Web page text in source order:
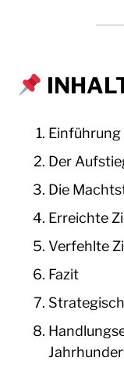
Einführung
Der
Die
Erreichte
Verfehlte
Fazit